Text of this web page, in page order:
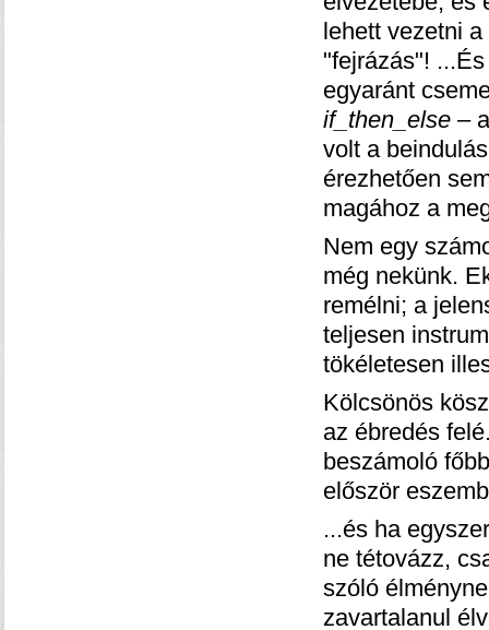
lehett vezetni
"fejrázás"!
egyaránt
if_then_else –
volt a
érezhetően
magához a
Nem egy
még nekünk.
remélni; a
teljesen
tökéletesen
Kölcsönös
az ébredés
beszámoló
először
...és ha
ne tétovázz,
szóló
zavartalanul